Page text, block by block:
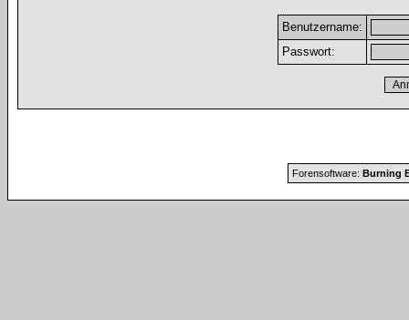
Benutzername:
Passwort:
Forensoftware: Burning